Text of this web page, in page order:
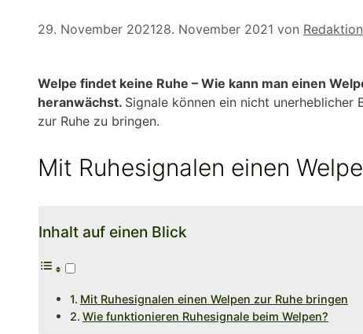
29. November 202128. November 2021 von Redaktion
Welpe findet keine Ruhe – Wie kann man einen
heranwächst. Signale können ein nicht unerheblicher
zur Ruhe zu bringen.
Mit Ruhesignalen einen
Inhalt auf einen Blick
Mit Ruhesignalen einen Welpen zur Ruhe bringen
Wie funktionieren Ruhesignale beim Welpen?